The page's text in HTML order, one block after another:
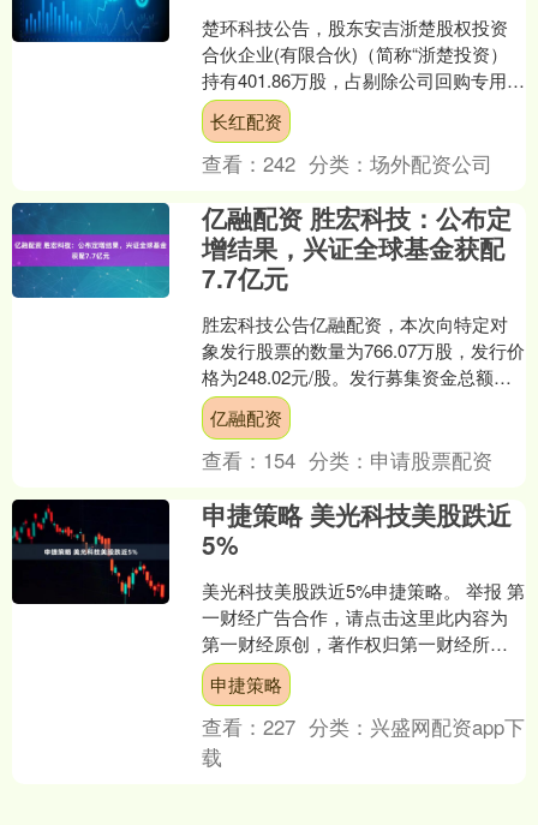
楚环科技公告，股东安吉浙楚股权投资
合伙企业(有限合伙)（简称“浙楚投资）
持有401.86万股，占剔除公司回购专用证
券账户股份后总股本5.0324%；其计划自
20....
长红配资
查看：242 分类：场外配资公司
亿融配资 胜宏科技：公布定
增结果，兴证全球基金获配
7.7亿元
胜宏科技公告亿融配资，本次向特定对
象发行股票的数量为766.07万股，发行价
格为248.02元/股。发行募集资金总额为
18.99亿元，募集资金净额为18.76亿....
亿融配资
查看： 154 分类： 申请股票配资
申捷策略 美光科技美股跌近
5%
美光科技美股跌近5%申捷策略。 举报 第
一财经广告合作，请点击这里此内容为
第一财经原创，著作权归第一财经所
有。未经第一财经书面授权，不得以任
何方式加以使用，包括....
申捷策略
查看：227 分类： 兴盛网配资app下
载